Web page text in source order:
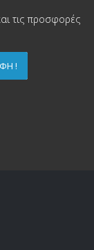
τις προσφορές
!